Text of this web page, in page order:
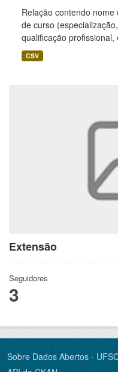
Extensão
Seguidores
3
Relação contendo
de curso
qualificação profissional,
CSV
Sobre Dados Abertos -